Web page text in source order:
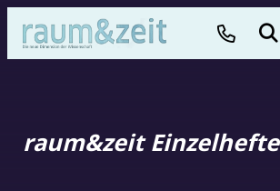
raum&zeit Einzelhefte